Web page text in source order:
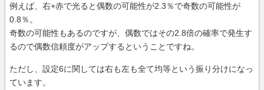
例えば、右+赤で光ると偶数の可能性が2.3％で奇数の可能性が
0.8％。
奇数の可能性もあるのですが、偶数ではその2.8倍の確率で発生す
るので偶数信頼度がアップするということですね。
ただし、設定6に関しては右も左も全て均等という振り分けになっ
ています。